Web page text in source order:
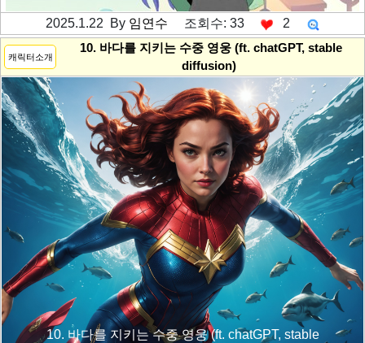
2025.1.22 By 임연수 조회수: 33 2
캐릭터소개
10. 바다를 지키는 수중 영웅 (ft. chatGPT, stable
diffusion)
10. 바다를 지키는 수중 영웅 (ft. chatGPT, stable